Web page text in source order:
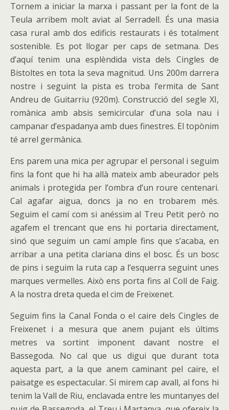
Tornem a iniciar la marxa i passant per la font de la
Teula arribem molt aviat al Serradell. És una masia
casa rural amb dos edificis restaurats i és totalment
sostenible. Es pot llogar per caps de setmana. Des
d’aquí tenim una esplèndida vista dels Cingles de
Bistoltes en tota la seva magnitud. Uns 200m darrera
nostre i seguint la pista es troba l’ermita de Sant
Andreu de Guitarriu (920m). Construcció del segle XI,
romànica amb absis semicircular d’una sola nau i
campanar d’espadanya amb dues finestres. El topònim
té arrel germànica.
Ens parem una mica per agrupar el personal i seguim
fins la font que hi ha allà mateix amb abeurador pels
animals i protegida per l’ombra d’un roure centenari.
Cal agafar aigua, doncs ja no en trobarem més.
Seguim el camí com si anéssim al Treu Petit però no
agafem el trencant que ens hi portaria directament,
sinó que seguim un camí ample fins que s’acaba, en
arribar a una petita clariana dins el bosc. És un bosc
de pins i seguim la ruta cap a l’esquerra seguint unes
marques vermelles. Això ens porta fins al Coll de Faig.
A la nostra dreta queda el cim de Freixenet.
Seguim fins la Canal Fonda o el caire dels Cingles de
Freixenet i a mesura que anem pujant els últims
metres va sortint imponent davant nostre el
Bassegoda. No cal que us digui que durant tota
aquesta part, a la que anem caminant pel caire, el
paisatge es espectacular. Si mirem cap avall, al fons hi
tenim la Vall de Riu, enclavada entre les muntanyes del